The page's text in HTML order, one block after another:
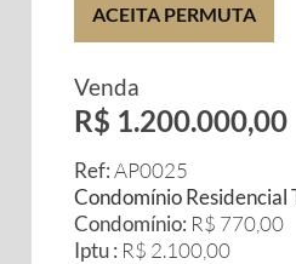
ACEITA PERMUTA
Venda
R$ 1.200.000,00
Ref:AP0025
Condomínio Residencial
Condomínio: R$ 770,00
Iptu : R$ 2.100,00